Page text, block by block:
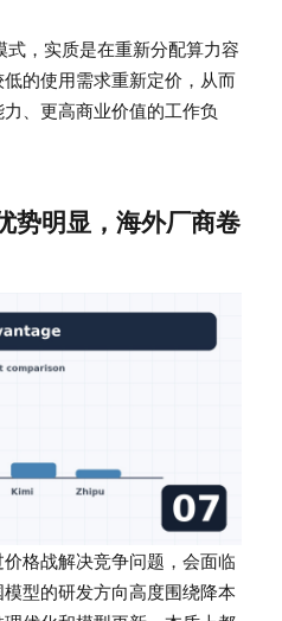
，实质是在重新分配算力容
的使用需求重新定价，从而
、更高商业价值的工作负
势明显，海外厂商卷
格战解决竞争问题，会面临
型的研发方向高度围绕降本